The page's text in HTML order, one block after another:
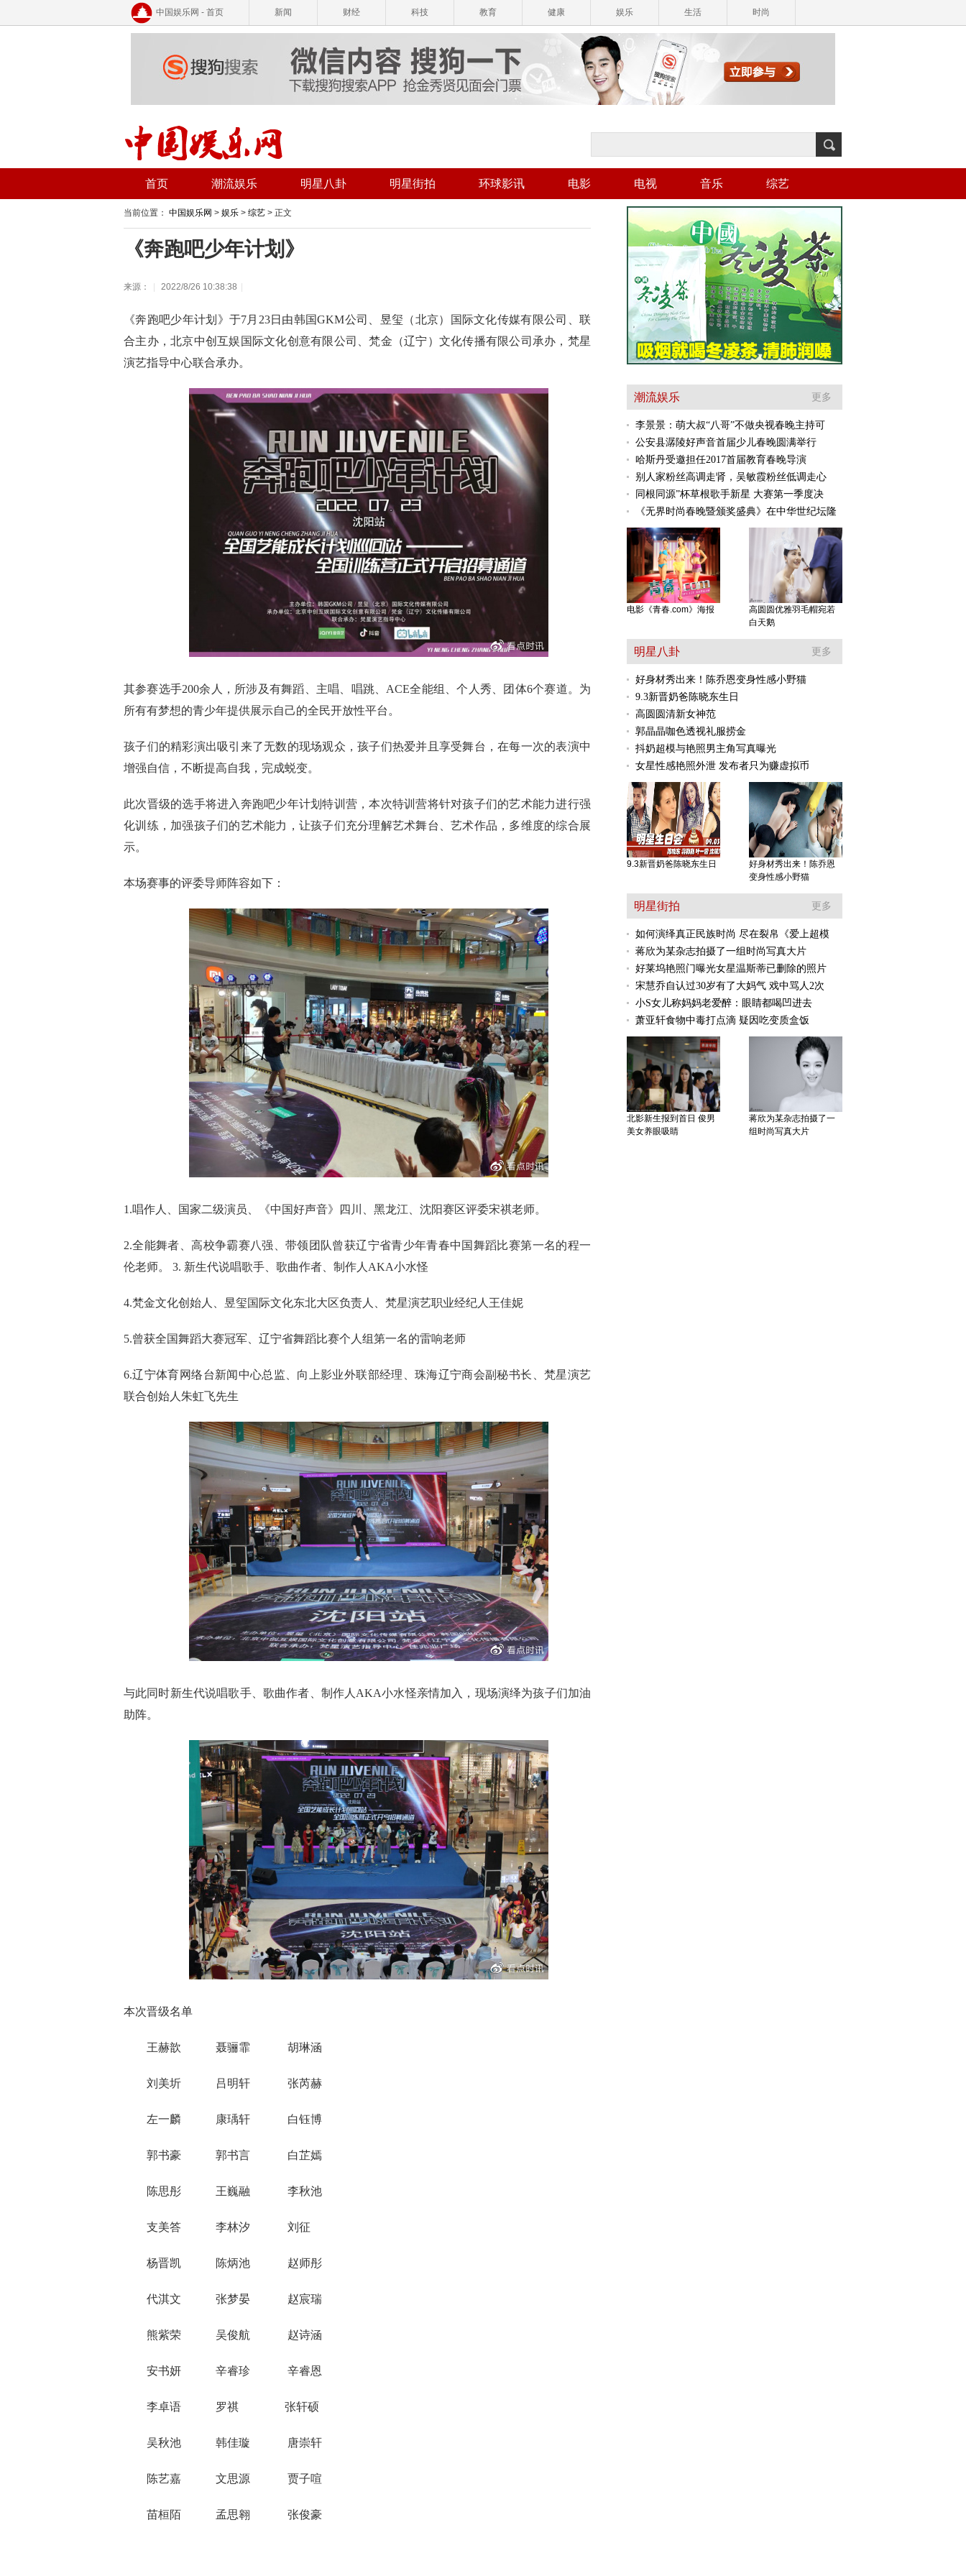
中国娱乐网 - 首页 新闻 财经 科技 教育 健康 娱乐 生活 时尚
首页 潮流娱乐 明星八卦 明星街拍 环球影讯 电影 电视 音乐 综艺
当前位置： 中国娱乐网 > 娱乐 > 综艺 > 正文
《奔跑吧少年计划》
来源： 2022/8/26 10:38:38
《奔跑吧少年计划》于7月23日由韩国GKM公司、昱玺（北京）国际文化传媒有限公司、联
合主办，北京中创互娱国际文化创意有限公司、梵金（辽宁）文化传播有限公司承办，梵星
演艺指导中心联合承办。
其参赛选手200余人，所涉及有舞蹈、主唱、唱跳、ACE全能组、个人秀、团体6个赛道。为
所有有梦想的青少年提供展示自己的全民开放性平台。
孩子们的精彩演出吸引来了无数的现场观众，孩子们热爱并且享受舞台，在每一次的表演中
增强自信，不断提高自我，完成蜕变。
此次晋级的选手将进入奔跑吧少年计划特训营，本次特训营将针对孩子们的艺术能力进行强
化训练，加强孩子们的艺术能力，让孩子们充分理解艺术舞台、艺术作品，多维度的综合展
示。
本场赛事的评委导师阵容如下：
1.唱作人、国家二级演员、《中国好声音》四川、黑龙江、沈阳赛区评委宋祺老师。
2.全能舞者、高校争霸赛八强、带领团队曾获辽宁省青少年青春中国舞蹈比赛第一名的程一
伦老师。 3. 新生代说唱歌手、歌曲作者、制作人AKA小水怪
4.梵金文化创始人、昱玺国际文化东北大区负责人、梵星演艺职业经纪人王佳妮
5.曾获全国舞蹈大赛冠军、辽宁省舞蹈比赛个人组第一名的雷响老师
6.辽宁体育网络台新闻中心总监、向上影业外联部经理、珠海辽宁商会副秘书长、梵星演艺
联合创始人朱虹飞先生
与此同时新生代说唱歌手、歌曲作者、制作人AKA小水怪亲情加入，现场演绎为孩子们加油
助阵。
本次晋级名单
王赫歆 聂骊霏 胡琳涵
刘美圻 吕明轩 张芮赫
左一麟 康瑀轩 白钰博
郭书豪 郭书言 白芷嫣
陈思彤 王巍融 李秋池
支美答 李林汐 刘征
杨晋凯 陈炳池 赵师彤
代淇文 张梦晏 赵宸瑞
熊紫荣 吴俊航 赵诗涵
安书妍 辛睿珍 辛睿恩
李卓语 罗祺 张轩硕
吴秋池 韩佳璇 唐崇轩
陈艺嘉 文思源 贾子喧
苗桓陌 孟思翱 张俊豪
潮流娱乐 更多
李景景：萌大叔“八哥”不做央视春晚主持可
公安县潺陵好声音首届少儿春晚圆满举行
哈斯丹受邀担任2017首届教育春晚导演
别人家粉丝高调走肾，吴敏霞粉丝低调走心
同根同源”杯草根歌手新星 大赛第一季度决
《无界时尚春晚暨颁奖盛典》在中华世纪坛隆
高圆圆优雅羽毛帽宛若
白天鹅
电影《青春.com》海报
《爸爸1》5奶爸再拍片
张亮自曝是学渣
明星八卦 更多
好身材秀出来！陈乔恩变身性感小野猫
9.3新晋奶爸陈晓东生日
高圆圆清新女神范
郭晶晶咖色透视礼服捞金
抖奶超模与艳照男主角写真曝光
女星性感艳照外泄 发布者只为赚虚拟币
好身材秀出来！陈乔恩
变身性感小野猫
9.3新晋奶爸陈晓东生日
高圆圆清新女神范
郭晶晶咖色透视礼服捞
明星街拍 更多
如何演绎真正民族时尚 尽在裂帛《爱上超模
蒋欣为某杂志拍摄了一组时尚写真大片
好莱坞艳照门曝光女星温斯蒂已删除的照片
宋慧乔自认过30岁有了大妈气 戏中骂人2次
小S女儿称妈妈老爱醉：眼睛都喝凹进去
萧亚轩食物中毒打点滴 疑因吃变质盒饭
蒋欣为某杂志拍摄了一
组时尚写真大片
北影新生报到首日 俊男
美女养眼吸睛